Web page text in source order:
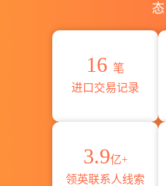
态
16 笔
进口交易记录
3.9亿+
领英联系人线索